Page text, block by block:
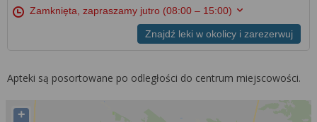
Zamknięta, zapraszamy jutro (08:00 – 15:00)
Znajdź leki w okolicy i zarezerwuj
Apteki są posortowane po odległości do centrum miejscowości.
+